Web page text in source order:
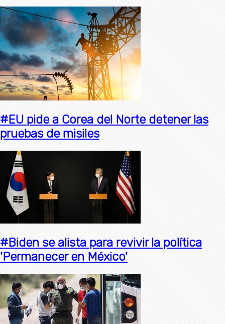
#EU pide a Corea del Norte detener las
pruebas de misiles
#Biden se alista para revivir la política
'Permanecer en México'